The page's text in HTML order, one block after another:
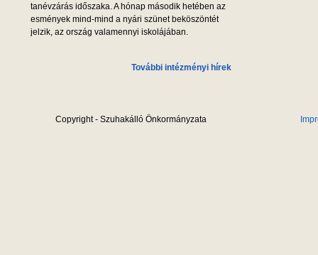
tanévzárás időszaka. A hónap második hetében az
esmények mind-mind a nyári szünet beköszöntét
jelzik, az ország valamennyi iskolájában.
További intézményi hírek
Copyright - Szuhakálló Önkormányzata